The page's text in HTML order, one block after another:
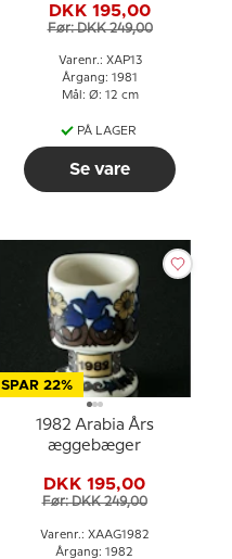
DKK 195,00
Før: DKK 249,00
Varenr.: XAP13
Årgang: 1981
Mål: Ø: 12 cm
PÅ LAGER
Se vare
SPAR 22%
1982 Arabia Års
æggebæger
DKK 195,00
Før: DKK 249,00
Varenr.: XAAG1982
Årgang: 1982